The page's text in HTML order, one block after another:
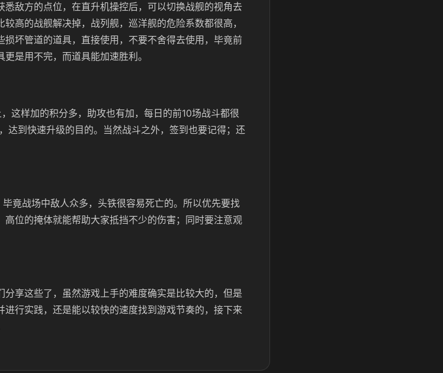
敌方的点位，在直升机操控后，可以切换战舰的视角去
高的战舰解决掉，战列舰，巡洋舰的危险系数都很高，
坏管道的道具，直接使用，不要不舍得去使用，毕竟前
是用不完，而道具能加速胜利。
这样加的积分多，助攻也有加，每日的前10场战斗都很
达到快速升级的目的。当然战斗之外，签到也要记得；还
竟战场中敌人众多，头铁很容易死亡的。所以优先要找
位的掩体就能帮助大家抵挡不少的伤害；同时要注意观
享这些了，虽然游戏上手的难度确实是比较大的，但是
行实践，还是能以较快的速度找到游戏节奏的，接下来